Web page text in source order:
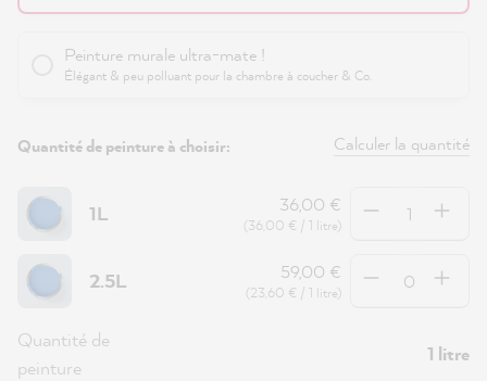
Peinture murale ultra-mate !
Élégant & peu polluant pour la chambre à coucher & Co.
Quantité de peinture à choisir: Calculer la quantité
1L 36,00 €
(36,00 € / 1 litre)
2.5L 59,00 €
(23,60 € / 1 litre)
Quantité de
peinture
1 litre